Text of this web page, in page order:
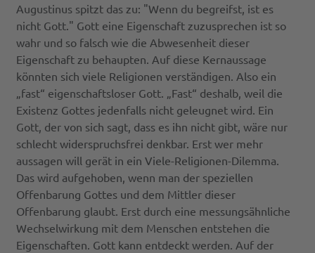
Augustinus spitzt das zu: "Wenn du begreifst, ist es
nicht Gott." Gott eine Eigenschaft zuzusprechen ist so
wahr und so falsch wie die Abwesenheit dieser
Eigenschaft zu behaupten. Auf diese Kernaussage
könnten sich viele Religionen verständigen. Also ein
„fast“ eigenschaftsloser Gott. „Fast“ deshalb, weil die
Existenz Gottes jedenfalls nicht geleugnet wird. Ein
Gott, der von sich sagt, dass es ihn nicht gibt, wäre nur
schlecht widerspruchsfrei denkbar. Erst wer mehr
aussagen will gerät in ein Viele-Religionen-Dilemma.
Das wird aufgehoben, wenn man der speziellen
Offenbarung Gottes und dem Mittler dieser
Offenbarung glaubt. Erst durch eine messungsähnliche
Wechselwirkung mit dem Menschen entstehen die
Eigenschaften. Gott kann entdeckt werden. Auf der